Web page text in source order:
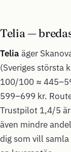
Telia —
Telia äger
(Sveriges största
100/100 ≈
599–699 kr.
Trustpilot 1,4/5
även mindre
dig som vill